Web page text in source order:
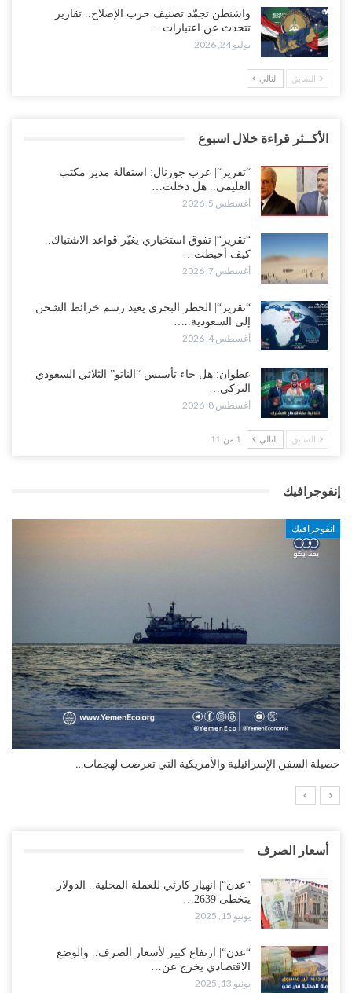
واشنطن تجمّد تصنيف حزب الإصلاح.. تقارير
تتحدث عن اعتبارات…
يوليو 24, 2026
السابق التالي
الأكــثر قراءة خلال اسبوع
“تقرير“| عرب جورنال: استقالة مدير مكتب
العليمي.. هل دخلت…
أغسطس 5, 2026
“تقرير“| تفوق استخباري يغيّر قواعد الاشتباك..
كيف أحبطت…
أغسطس 7, 2026
“تقرير“| الحظر البحري يعيد رسم خرائط الشحن
إلى السعودية..…
أغسطس 4, 2026
عطوان: هل جاء تأسيس “الناتو” الثلاثي السعودي
التركي…
أغسطس 8, 2026
السابق التالي 1 من 11
إنفوجرافيك
انفوجرافيك
التضخم السنوي لمنطقة اليورو.. “إنفوجرافيك“..!
أسعار الصرف
“عدن“| انهيار كارثي للعملة المحلية.. الدولار
يتخطى 2639…
يونيو 15, 2025
“عدن“| ارتفاع كبير لأسعار الصرف.. والوضع
الاقتصادي يخرج عن…
يونيو 13, 2025